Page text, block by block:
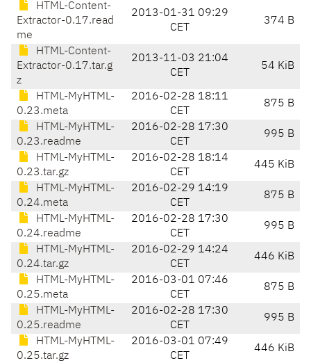
HTML-Content-
Extractor-0.17.read
me
2013-01-31 09:29
CET
374 B
HTML-Content-
Extractor-0.17.tar.g
z
2013-11-03 21:04
CET
54 KiB
HTML-MyHTML-
0.23.meta
2016-02-28 18:11
CET
875 B
HTML-MyHTML-
0.23.readme
2016-02-28 17:30
CET
995 B
HTML-MyHTML-
0.23.tar.gz
2016-02-28 18:14
CET
445 KiB
HTML-MyHTML-
0.24.meta
2016-02-29 14:19
CET
875 B
HTML-MyHTML-
0.24.readme
2016-02-28 17:30
CET
995 B
HTML-MyHTML-
0.24.tar.gz
2016-02-29 14:24
CET
446 KiB
HTML-MyHTML-
0.25.meta
2016-03-01 07:46
CET
875 B
HTML-MyHTML-
0.25.readme
2016-02-28 17:30
CET
995 B
HTML-MyHTML-
0.25.tar.gz
2016-03-01 07:49
CET
446 KiB